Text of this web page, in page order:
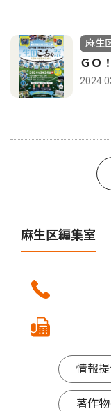
麻生
ＧＯ
麻生区編集室
情報
著作